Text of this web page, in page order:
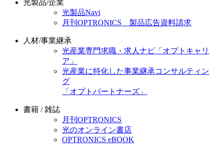
光製品/企業
光製品Navi
月刊OPTRONICS 製品広告資料請求
人材/事業継承
光産業専門求職・求人ナビ「オプトキャリ
ア」
光産業に特化した事業継承コンサルティン
グ
「オプトパートナーズ」
書籍 / 雑誌
月刊OPTRONICS
光のオンライン書店
OPTRONICS eBOOK